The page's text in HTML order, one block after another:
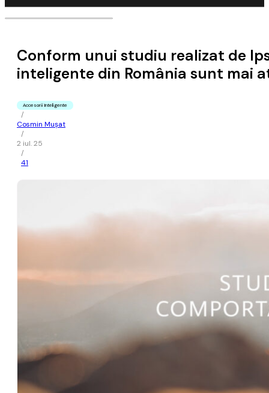
Conform unui studiu realizat de
inteligente din România sunt mai
Accesorii Inteligente
/
Cosmin Mușat
/
2 iul. 25
/
41